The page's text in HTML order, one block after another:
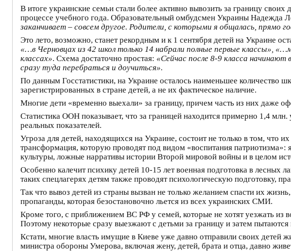
В итоге украинские семьи стали более активно вывозить за границу
процессе учебного года. Образовательный омбудсмен Украины Надежда
заканчивает – совсем другое. Родители, с которыми я общалась, прямо
Это лето, возможно, станет рекордным и к 1 сентября детей на Украине
«…в Черновцах из 42 школ только 14 набрали полные первые классы»,
классах». Схема достаточно простая: «Сейчас после 8-9 класса
сразу туда перебраться и доучиться».
По данным Госстатистики, на Украине осталось наименьшее количество
зарегистрированных в стране детей, а не их фактическое наличие.
Многие дети «временно выехали» за границу, причем часть из них даже
Статистика ООН показывает, что за границей находится примерно 1,4 млн.
реальных показателей.
Угроза для детей, находящихся на Украине, состоит не только в том, что
трансформация, которую проводят под видом «воспитания
культуры, ложные нарративы истории Второй мировой войны и в целом
Особенно калечит психику детей 10-15 лет военная подготовка в лесных
таких спецлагерях детям также проводят психологическую подготовку,
Так что вывоз детей из страны вызван не только желанием спасти их
пропаганды, которая безостановочно льется из всех украинских СМИ.
Кроме того, с приближением ВС РФ у семей, которые не хотят уезжать из
Поэтому некоторые сразу выезжают с детьми за границу и затем
Кстати, многие власть имущие в Киеве уже давно отправили своих детей
министра обороны Умерова, включая жену, детей, брата и отца, давно